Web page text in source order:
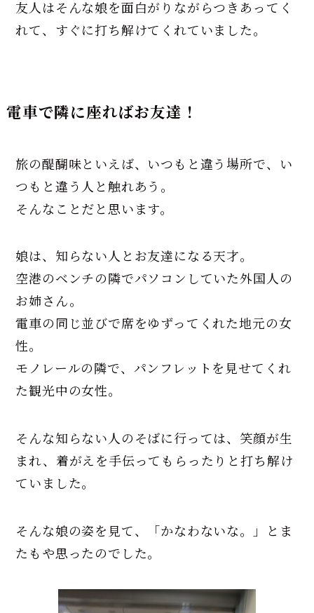
友人はそんな娘を面白がりながらつきあってく
れて、すぐに打ち解けてくれていました。
電車で隣に座ればお友達！
旅の醍醐味といえば、いつもと違う場所で、い
つもと違う人と触れあう。
そんなことだと思います。
娘は、知らない人とお友達になる天才。
空港のベンチの隣でパソコンしていた外国人の
お姉さん。
電車の同じ並びで席をゆずってくれた地元の女
性。
モノレールの隣で、パンフレットを見せてくれ
た観光中の女性。
そんな知らない人のそばに行っては、笑顔が生
まれ、着がえを手伝ってもらったりと打ち解け
ていました。
そんな娘の姿を見て、「かなわないな。」とま
たもや思ったのでした。